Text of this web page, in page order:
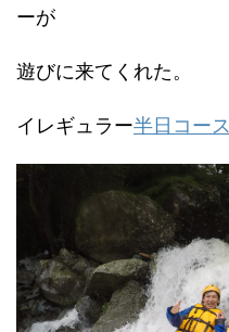
ーが
遊びに来てくれた。
イレギュラー半日コース